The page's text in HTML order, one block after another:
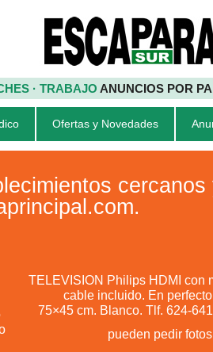
· TRABAJO ANUNCIOS POR
Ofertas y Novedades
cercanos
TELEVISION Philips HDMI con
cable incluido. En
75×45 cm. Blanco. Tlf. 624-
pueden pedir